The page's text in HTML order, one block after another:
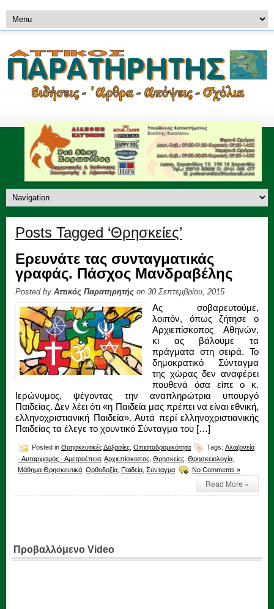
Posts Tagged ‘Θρησκείες’
Ερευνάτε τας συνταγματικάς
γραφάς. Πάσχος Μανδραβέλης
Posted by Αττικός Παρατηρητής on 30 Σεπτεμβρίου, 2015
Ας σοβαρευτούμε,
λοιπόν, όπως ζήτησε ο
Αρχιεπίσκοπος Αθηνών,
κι ας βάλουμε τα
πράγματα στη σειρά. Το
δημοκρατικό Σύνταγμα
της χώρας δεν αναφέρει
πουθενά όσα είπε ο κ.
Ιερώνυμος, ψέγοντας την αναπληρώτρια υπουργό
Παιδείας. Δεν λέει ότι «η Παιδεία μας πρέπει να είναι εθνική,
ελληνοχριστιανική Παιδεία». Αυτά περί ελληνοχριστιανικής
Παιδείας τα έλεγε το χουντικό Σύνταγμα του […]
Posted in Θρησκευτικές Δοξασίες Οπιστοδρομικότητα Tags: Αλαζονεία
- Αυταρχισμός - Αμετροέπεια Αρχιεπίσκοπος Θρησκείες Θρησκειολογία
Μάθημα Θρησκευτικά Ορθοδοξία Παιδεία Σύνταγμα No Comments »
Read More »
Προβαλλόμενο Video